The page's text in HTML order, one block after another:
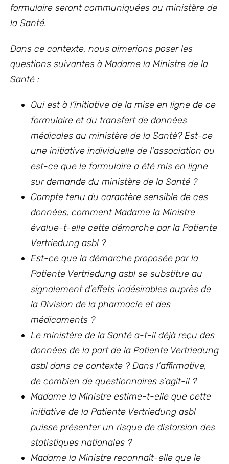
formulaire seront communiquées au ministère de
la Santé.
Dans ce contexte, nous aimerions poser les
questions suivantes à Madame la Ministre de la
Santé :
Qui est à l’initiative de la mise en ligne de ce
formulaire et du transfert de données
médicales au ministère de la Santé? Est-ce
une initiative individuelle de l’association ou
est-ce que le formulaire a été mis en ligne
sur demande du ministère de la Santé ?
Compte tenu du caractère sensible de ces
données, comment Madame la Ministre
évalue-t-elle cette démarche par la Patiente
Vertriedung asbl ?
Est-ce que la démarche proposée par la
Patiente Vertriedung asbl se substitue au
signalement d’effets indésirables auprès de
la Division de la pharmacie et des
médicaments ?
Le ministère de la Santé a-t-il déjà reçu des
données de la part de la Patiente Vertriedung
asbl dans ce contexte ? Dans l’affirmative,
de combien de questionnaires s’agit-il ?
Madame la Ministre estime-t-elle que cette
initiative de la Patiente Vertriedung asbl
puisse présenter un risque de distorsion des
statistiques nationales ?
Madame la Ministre reconnaît-elle que le